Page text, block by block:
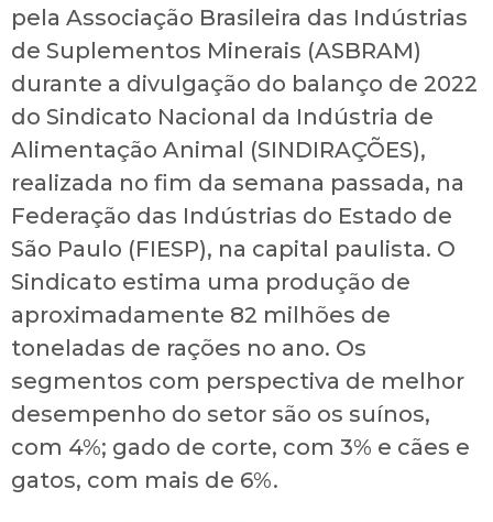
pela Associação Brasileira das Indústrias
de Suplementos Minerais (ASBRAM)
durante a divulgação do balanço de 2022
do Sindicato Nacional da Indústria de
Alimentação Animal (SINDIRAÇÕES),
realizada no fim da semana passada, na
Federação das Indústrias do Estado de
São Paulo (FIESP), na capital paulista. O
Sindicato estima uma produção de
aproximadamente 82 milhões de
toneladas de rações no ano. Os
segmentos com perspectiva de melhor
desempenho do setor são os suínos,
com 4%; gado de corte, com 3% e cães e
gatos, com mais de 6%.